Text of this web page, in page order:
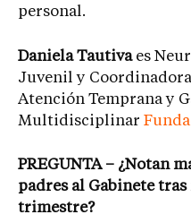
personal.
Daniela Tautivaes
Juvenil y
Atención Temprana y
Multidisciplinar
PREGUNTA – ¿Notan
padres al Gabinete
trimestre?